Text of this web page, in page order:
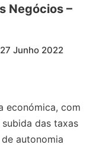
Negócios –
Junho 2022
económica, com
das taxas
autonomia